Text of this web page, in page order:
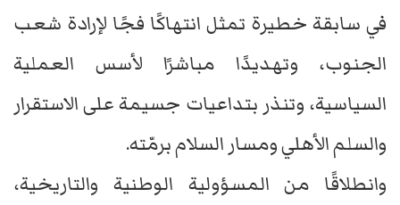
في سابقة خطيرة تمثل انتهاكًا فجًا لإرادة شعب
الجنوب، وتهديدًا مباشرًا لأسس العملية
السياسية، وتنذر بتداعيات جسيمة على الاستقرار
والسلم الأهلي ومسار السلام برمّته.
وانطلاقًا من المسؤولية الوطنية والتاريخية،